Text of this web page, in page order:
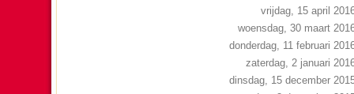
vrijdag, 15 april
woensdag, 30 maart
donderdag, 11 februari
zaterdag, 2 januari
dinsdag, 15 december